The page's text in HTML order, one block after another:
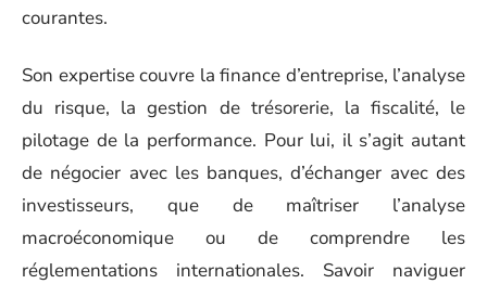
courantes.
Son expertise couvre la finance d’entreprise, l’analyse
du risque, la gestion de trésorerie, la fiscalité, le
pilotage de la performance. Pour lui, il s’agit autant
de négocier avec les banques, d’échanger avec des
investisseurs, que de maîtriser l’analyse
macroéconomique ou de comprendre les
réglementations internationales. Savoir naviguer